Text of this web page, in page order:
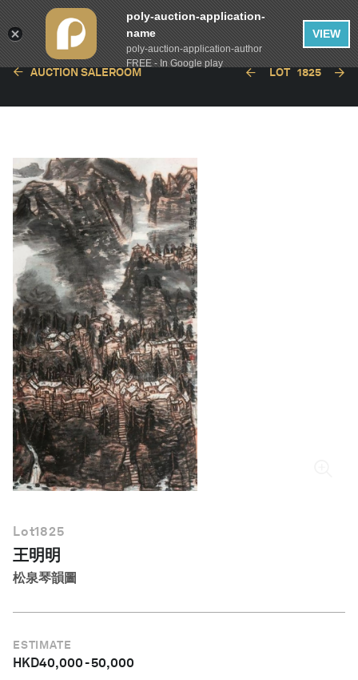
繁體中文
AUCTION SALEROOM LOT 1825
Lot1825
王明明
松泉琴韻圖
ESTIMATE
HKD40,000-50,000
poly-auction-application-
name
poly-auction-application-author
FREE - In Google play
VIEW